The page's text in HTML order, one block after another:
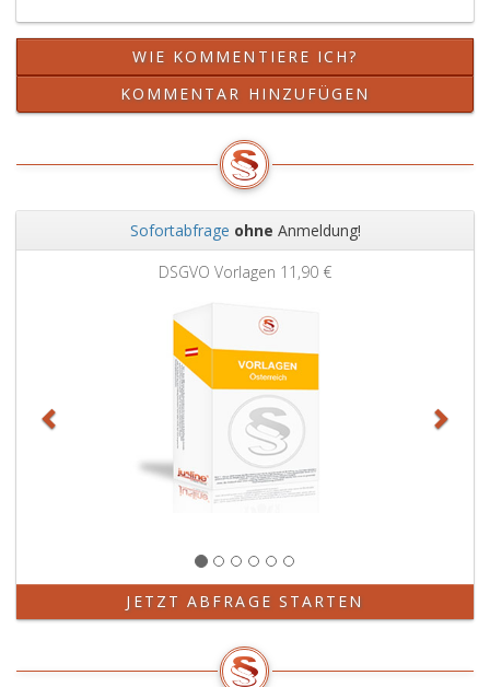
WIE KOMMENTIERE ICH?
KOMMENTAR HINZUFÜGEN
Sofortabfrage ohne Anmeldung!
DSGVO Vorlagen 11,90 €
JETZT ABFRAGE STARTEN